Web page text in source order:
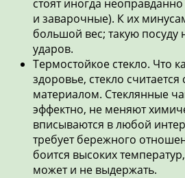
стоят иногда
и заварочные). К их
большой вес; такую посуду
ударов.
Термостойкое стекло. Что
здоровье, стекло
материалом. Стеклянные
эффектно, не меняют
вписываются в любой
требует бережного
боится высоких
может и не выдержать.